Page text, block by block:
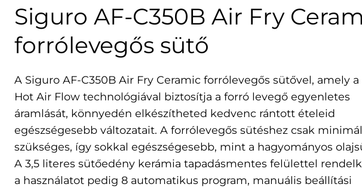
Siguro AF-C350B Air Fry
forrólevegős sütő
A Siguro AF-C350B Air Fry Ceramic forrólevegős sütővel, amely a
Hot Air Flow technológiával biztosítja a forró levegő egyenletes
áramlását, könnyedén elkészítheted kedvenc rántott ételeid
egészségesebb változatait. A forrólevegős sütéshez csak
szükséges, így sokkal egészségesebb, mint a hagyományos
A 3,5 literes sütőedény kerámia tapadásmentes felülettel
a használatot pedig 8 automatikus program, manuális beállítási